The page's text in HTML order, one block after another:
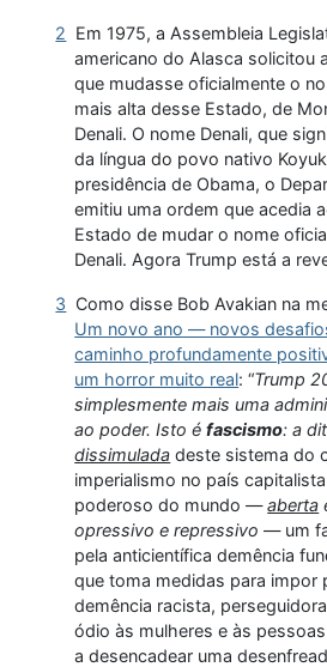
2 Em 1975, a Assembleia
americano do Alasca solicitou
que mudasse oficialmente o
mais alta desse Estado, de
Denali. O nome Denali, que
da língua do povo nativo
presidência de Obama, o
emitiu uma ordem que acedia
Estado de mudar o nome
Denali. Agora Trump está a
3 Como disse Bob Avakian na
Um novo ano — novos
caminho profundamente
um horror muito real: “Trump
simplesmente mais uma
ao poder. Isto éfascismo: a
dissimulada deste sistema do
imperialismo no país
poderoso do mundo —aberta
opressivo e repressivo — um
pela anticientífica demência
que toma medidas para impor
demência racista,
ódio às mulheres e às
a desencadear uma